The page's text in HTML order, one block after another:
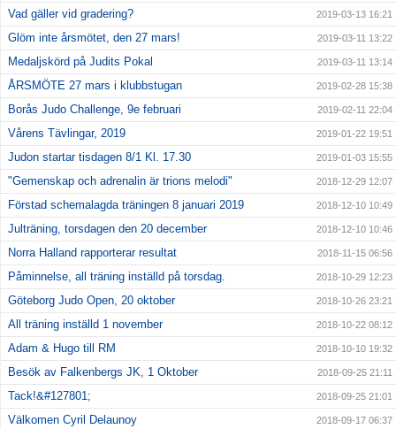
Vad gäller vid gradering? 2019-03-13 16:21
Glöm inte årsmötet, den 27 mars! 2019-03-11 13:22
Medaljskörd på Judits Pokal 2019-03-11 13:14
ÅRSMÖTE 27 mars i klubbstugan 2019-02-28 15:38
Borås Judo Challenge, 9e februari 2019-02-11 22:04
Vårens Tävlingar, 2019 2019-01-22 19:51
Judon startar tisdagen 8/1 Kl. 17.30 2019-01-03 15:55
"Gemenskap och adrenalin är trions melodi" 2018-12-29 12:07
Förstad schemalagda träningen 8 januari 2019 2018-12-10 10:49
Julträning, torsdagen den 20 december 2018-12-10 10:46
Norra Halland rapporterar resultat 2018-11-15 06:56
Påminnelse, all träning inställd på torsdag. 2018-10-29 12:23
Göteborg Judo Open, 20 oktober 2018-10-26 23:21
All träning inställd 1 november 2018-10-22 08:12
Adam & Hugo till RM 2018-10-10 19:32
Besök av Falkenbergs JK, 1 Oktober 2018-09-25 21:11
Tack!&#127801; 2018-09-25 21:01
Välkomen Cyril Delaunoy 2018-09-17 06:37